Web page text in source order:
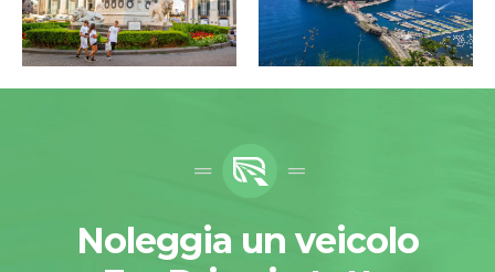
Noleggia un veicolo